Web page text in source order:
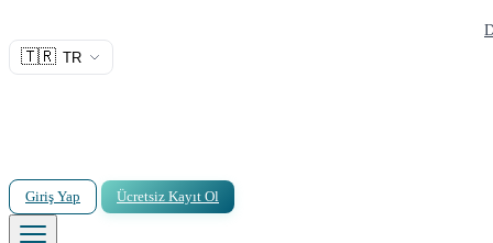
🇹🇷 TR
Giriş Yap Ücretsiz Kayıt Ol